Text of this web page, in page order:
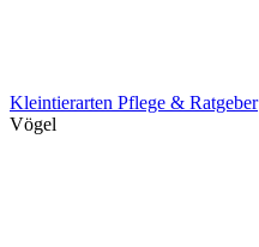
Kleintierarten Pflege & Ratgeber
Vögel